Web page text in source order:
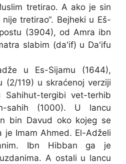
tretirao. A ako je sin
tretirao“. Bejheki u Eš-
(3904), od Amra ibn
slabim (da'if) u Da'ifu
u Es-Sijamu (1644),
(2/119) u skraćenoj verziji
tergibi vet-terhib
sahih (1000). U lancu
bin Davud oko kojeg se
je Imam Ahmed. El-Adželi
Ibn Hibban ga je
A ostali u lancu